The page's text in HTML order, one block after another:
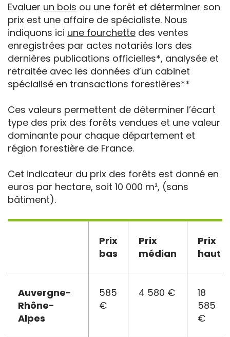
Evaluer un bois ou une forêt et déterminer son
prix est une affaire de spécialiste. Nous
indiquons ici une fourchette des ventes
enregistrées par actes notariés lors des
dernières publications officielles*, analysée et
retraitée avec les données d’un cabinet
spécialisé en transactions forestières**
Ces valeurs permettent de déterminer l’écart
type des prix des forêts vendues et une valeur
dominante pour chaque département et
région forestière de France.
Cet indicateur du prix des forêts est donné en
euros par hectare, soit 10 000 m², (sans
bâtiment).
Prix
bas
Prix
médian
Prix
haut
Auvergne-
Rhône-
Alpes
585
€
4 580 €
18
585
€